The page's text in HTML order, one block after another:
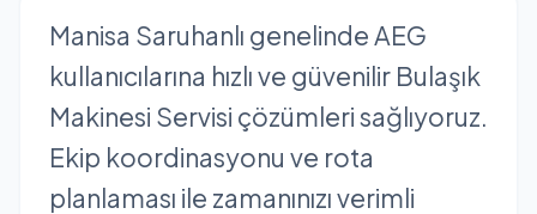
Manisa Saruhanlı genelinde AEG
kullanıcılarına hızlı ve güvenilir Bulaşık
Makinesi Servisi çözümleri sağlıyoruz.
Ekip koordinasyonu ve rota
planlaması ile zamanınızı verimli